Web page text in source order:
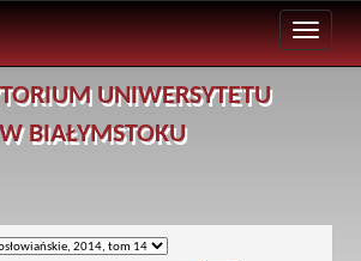
UNIWERSYTETU
W BIAŁYMSTOKU